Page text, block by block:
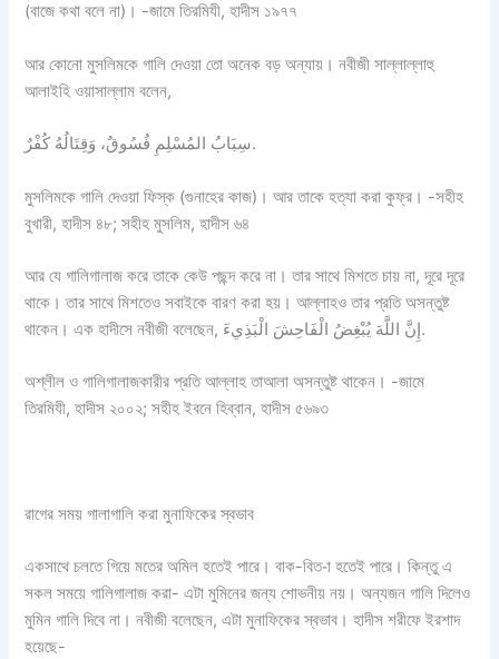
(বাজে কথা বলে না)। -জামে তিরমিযী, হাদীস ১৯৭৭
আর কোনো মুসলিমকে গালি দেওয়া তো অনেক বড় অন্যায়। নবীজী সাল্লাল্লাহু
আলাইহি ওয়াসাল্লাম বলেন,
سِبَابُ المُسْلِمِ فُسُوقٌ، وَقِتَالُهُ كُفْرٌ.
মুসলিমকে গালি দেওয়া ফিস্ক (গুনাহের কাজ)। আর তাকে হত্যা করা কুফ্র। -সহীহ
বুখারী, হাদীস ৪৮; সহীহ মুসলিম, হাদীস ৬৪
আর যে গালিগালাজ করে তাকে কেউ পছন্দ করে না। তার সাথে মিশতে চায় না, দূরে দূরে
থাকে। তার সাথে মিশতেও সবাইকে বারণ করা হয়। আল্লাহও তার প্রতি অসন্তুষ্ট
থাকেন। এক হাদীসে নবীজী বলেছেন, إِنَّ اللَّهَ يُبْغِضُ الْفَاحِشَ الْبَذِيءَ.
অশ্লীল ও গালিগালাজকারীর প্রতি আল্লাহ তাআলা অসন্তুষ্ট থাকেন। -জামে
তিরমিযী, হাদীস ২০০২; সহীহ ইবনে হিব্বান, হাদীস ৫৬৯৩
রাগের সময় গালাগালি করা মুনাফিকের স্বভাব
একসাথে চলতে গিয়ে মতের অমিল হতেই পারে। বাক-বিত-া হতেই পারে। কিন্তু এ
সকল সময়ে গালিগালাজ করা- এটা মুমিনের জন্য শোভনীয় নয়। অন্যজন গালি দিলেও
মুমিন গালি দিবে না। নবীজী বলেছেন, এটা মুনাফিকের স্বভাব। হাদীস শরীফে ইরশাদ
হয়েছে-